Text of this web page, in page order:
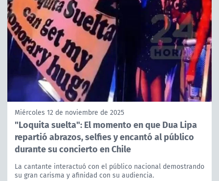
Miércoles 12 de noviembre de 2025
"Loquita suelta": El momento en que Dua Lipa
repartió abrazos, selfies y encantó al público
durante su concierto en Chile
La cantante interactuó con el público nacional demostrando
su gran carisma y afinidad con su audiencia.